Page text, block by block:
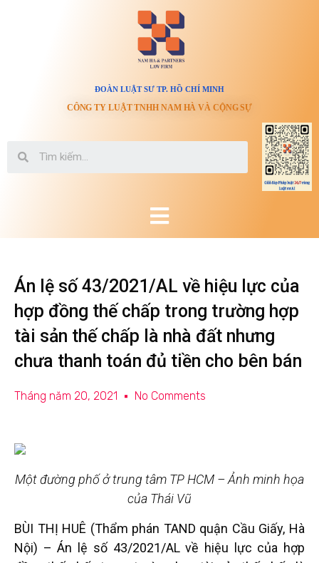
ĐOÀN LUẬT SƯ TP. HỒ CHÍ MINH
CÔNG TY LUẬT TNHH NAM HÀ VÀ CỘNG SỰ
Án lệ số 43/2021/AL về hiệu lực của
hợp đồng thế chấp trong trường hợp
tài sản thế chấp là nhà đất nhưng
chưa thanh toán đủ tiền cho bên bán
Tháng năm 20, 2021 No Comments
Một đường phố ở trung tâm TP HCM – Ảnh minh họa
của Thái Vũ
BÙI THỊ HUÊ (Thẩm phán TAND quận Cầu Giấy, Hà
Nội) – Án lệ số 43/2021/AL về hiệu lực của hợp